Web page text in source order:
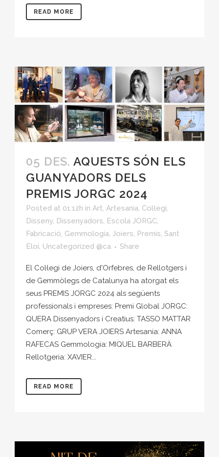
READ MORE
05 DES. AQUESTS SÓN ELS
GUANYADORS DELS
PREMIS JORGC 2024
Posted at 01:12h in Art, Artesania, Col·legi,
Disseny, Dissenyadors, Escola JORGC,
Fabricació, Gemmologia, Joiers, Premis, Sant
Eloi, Uncategorized @ca Share
El Col·legi de Joiers, d'Orfebres, de Rellotgers i
de Gemmòlegs de Catalunya ha atorgat els
seus PREMIS JORGC 2024 als següents
professionals i empreses: Premi Global JORGC:
QUERA Dissenyadors i Creatius: TASSO MATTAR
Comerç: GRUP VERA JOIERS Artesania: ANNA
RAFECAS Gemmologia: MIQUEL BARBERÀ
Rellotgeria: XAVIER...
READ MORE